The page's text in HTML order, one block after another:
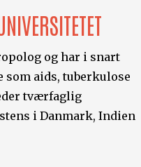
og har i snart
som aids, tuberkulose
tværfaglig
i Danmark, Indien